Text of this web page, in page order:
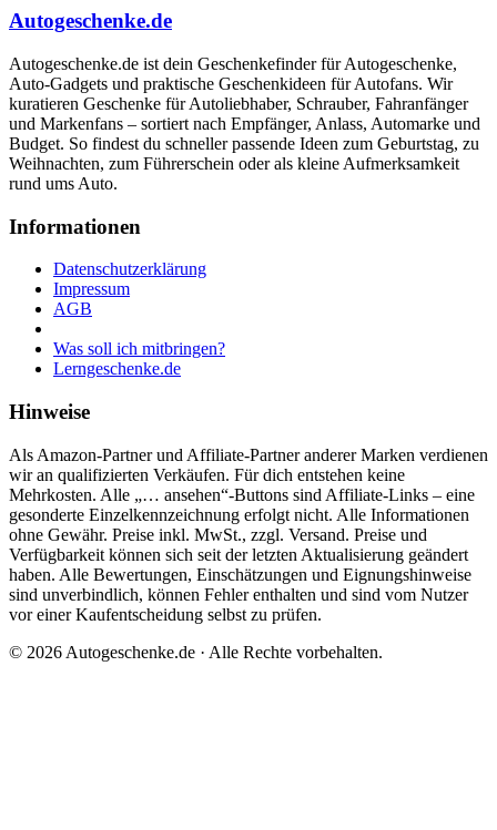
Autogeschenke.de
Autogeschenke.de ist dein Geschenkefinder für Autogeschenke,
Auto-Gadgets und praktische Geschenkideen für Autofans. Wir
kuratieren Geschenke für Autoliebhaber, Schrauber, Fahranfänger
und Markenfans – sortiert nach Empfänger, Anlass, Automarke und
Budget. So findest du schneller passende Ideen zum Geburtstag, zu
Weihnachten, zum Führerschein oder als kleine Aufmerksamkeit
rund ums Auto.
Informationen
Datenschutzerklärung
Impressum
AGB
Was soll ich mitbringen?
Lerngeschenke.de
Hinweise
Als Amazon-Partner und Affiliate-Partner anderer Marken verdienen
wir an qualifizierten Verkäufen. Für dich entstehen keine
Mehrkosten. Alle „… ansehen“-Buttons sind Affiliate-Links – eine
gesonderte Einzelkennzeichnung erfolgt nicht. Alle Informationen
ohne Gewähr. Preise inkl. MwSt., zzgl. Versand. Preise und
Verfügbarkeit können sich seit der letzten Aktualisierung geändert
haben. Alle Bewertungen, Einschätzungen und Eignungshinweise
sind unverbindlich, können Fehler enthalten und sind vom Nutzer
vor einer Kaufentscheidung selbst zu prüfen.
© 2026 Autogeschenke.de · Alle Rechte vorbehalten.